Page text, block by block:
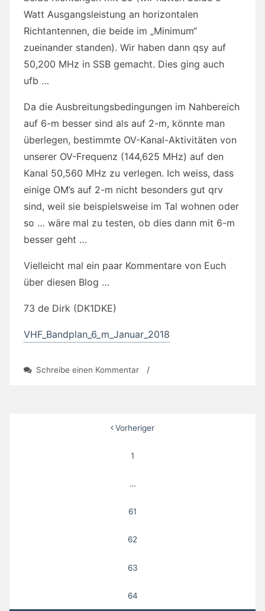
Watt Ausgangsleistung an horizontalen
Richtantennen, die beide im „Minimum“
zueinander standen). Wir haben dann qsy auf
50,200 MHz in SSB gemacht. Dies ging auch
ufb …
Da die Ausbreitungsbedingungen im Nahbereich
auf 6-m besser sind als auf 2-m, könnte man
überlegen, bestimmte OV-Kanal-Aktivitäten von
unserer OV-Frequenz (144,625 MHz) auf den
Kanal 50,560 MHz zu verlegen. Ich weiss, dass
einige OM’s auf 2-m nicht besonders gut qrv
sind, weil sie beispielsweise im Tal wohnen oder
so … wäre mal zu testen, ob dies dann mit 6-m
besser geht …
Vielleicht mal ein paar Kommentare von Euch
über diesen Blog …
73 de Dirk (DK1DKE)
VHF_Bandplan_6_m_Januar_2018
Schreibe einen Kommentarzu
m
/
Seitennummerierung
Vorheriger
1
…
61
62
63
64